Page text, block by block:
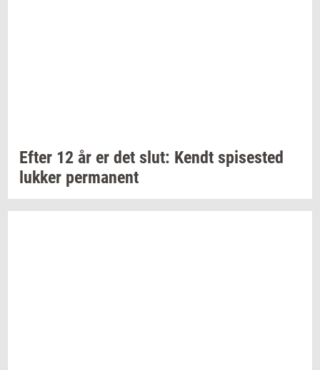
Efter 12 år er det slut: Kendt spi­se­sted
luk­ker per­ma­nent